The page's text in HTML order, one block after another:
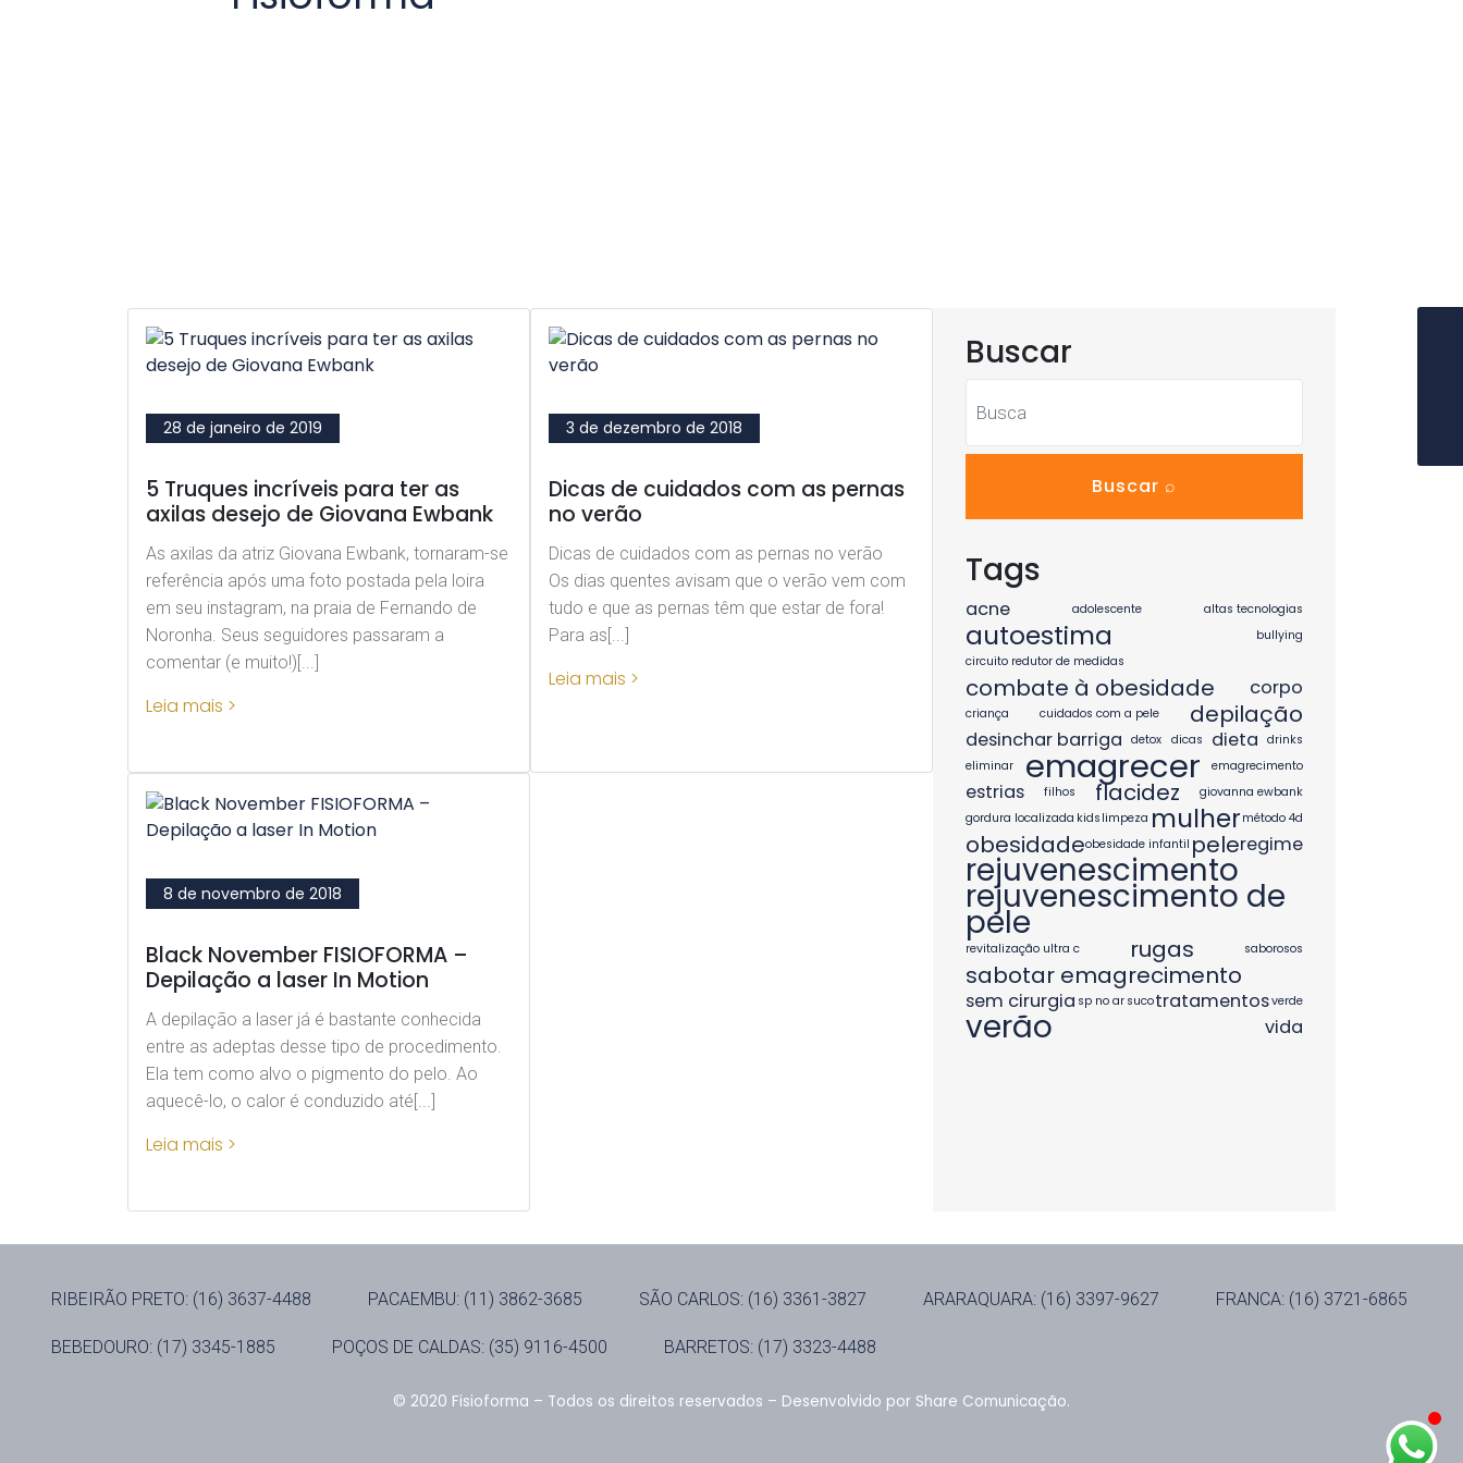
28 de janeiro de 2019
5 Truques incríveis para ter as
axilas desejo de Giovana Ewbank
As axilas da atriz Giovana Ewbank, tornaram-se
referência após uma foto postada pela loira
em seu instagram, na praia de Fernando de
Noronha. Seus seguidores passaram a
comentar (e muito!)[...]
Leia mais >
3 de dezembro de 2018
Dicas de cuidados com as pernas
no verão
Dicas de cuidados com as pernas no verão
Os dias quentes avisam que o verão vem com
tudo e que as pernas têm que estar de fora!
Para as[...]
Leia mais >
8 de novembro de 2018
Black November FISIOFORMA –
Depilação a laser In Motion
A depilação a laser já é bastante conhecida
entre as adeptas desse tipo de procedimento.
Ela tem como alvo o pigmento do pelo. Ao
aquecê-lo, o calor é conduzido até[...]
Leia mais >
Buscar
Tags
acne adolescente altas tecnologias
autoestima
bullying
circuito redutor de medidas
combate à obesidade corpo
criança cuidados com a pele depilação
desinchar barriga detox dicas dieta drinks
eliminar
emagrecer emagrecimento
estrias filhos flacidez
giovanna ewbank
gordura localizada kids limpeza mulher método 4d
obesidadeobesidade infantil peleregime
rejuvenescimento
rejuvenescimento de
pele
revitalização ultra c rugas saborosos
sabotar emagrecimento
sem cirurgia sp no ar sucotratamentosverde
verão vida
RIBEIRÃO PRETO: (16) 3637-4488 PACAEMBU: (11) 3862-3685 SÃO CARLOS: (16) 3361-3827 ARARAQUARA: (16) 3397-9627 FRANCA: (16) 3721-6865
BEBEDOURO: (17) 3345-1885 POÇOS DE CALDAS: (35) 9116-4500 BARRETOS: (17) 3323-4488
© 2020 Fisioforma – Todos os direitos reservados – Desenvolvido por Share Comunicação.